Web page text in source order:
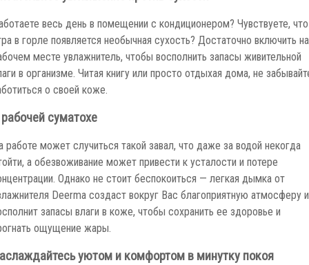
весь день в помещении с кондиционером? Чувствуете,
в горле появляется необычная сухость? Достаточно включить на
месте увлажнитель, чтобы восполнить запасы живительной
в организме. Читая книгу или просто отдыхая дома, не
о своей коже.
суматохе
работе может случиться такой завал, что даже за водой некогда
а обезвоживание может привести к усталости и потере
Однако не стоит беспокоиться — легкая дымка от
Deerma создаст вокруг Вас благоприятную атмосферу и
запасы влаги в коже, чтобы сохранить ее здоровье и
ощущение жары.
уютом и комфортом в минутку покоя